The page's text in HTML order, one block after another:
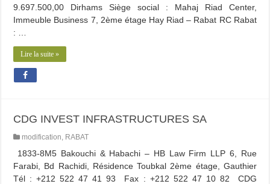
9.697.500,00 Dirhams Siège social : Mahaj Riad Center,
Immeuble Business 7, 2ème étage Hay Riad – Rabat RC Rabat
: …
Lire la suite »
CDG INVEST INFRASTRUCTURES SA
modification, RABAT
1833-8M5 Bakouchi & Habachi – HB Law Firm LLP 6, Rue
Farabi, Bd Rachidi, Résidence Toubkal 2ème étage, Gauthier
Tél : +212 522 47 41 93 Fax : +212 522 47 10 82 CDG